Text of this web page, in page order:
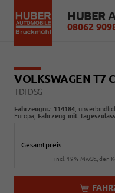
08062
VOLKSWAGEN T7
TDI DSG
Fahrzeugnr.: 114184 ,
Europa, Fahrzeug mit
Gesamtpreis
incl. 19% MwSt., den